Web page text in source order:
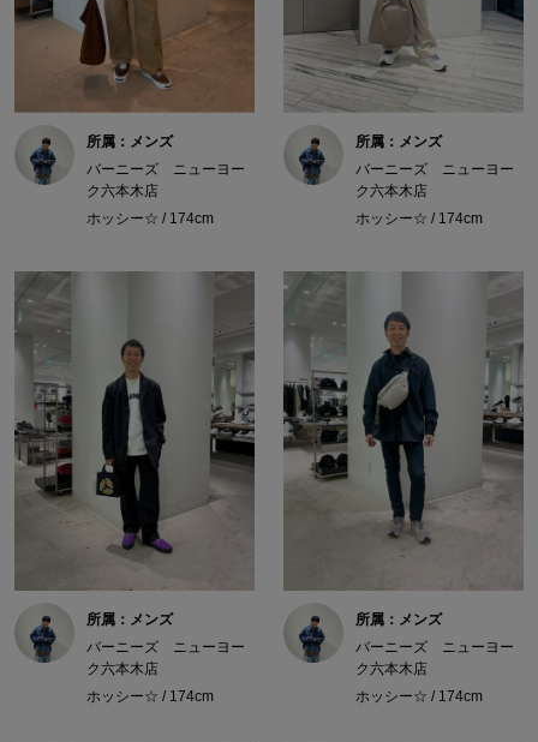
所属：メンズ
バーニーズ ニューヨー
ク六本木店
ホッシー☆ / 174cm
所属：メンズ
バーニーズ ニューヨー
ク六本木店
ホッシー☆ / 174cm
所属：メンズ
バーニーズ ニューヨー
ク六本木店
ホッシー☆ / 174cm
所属：メンズ
バーニーズ ニューヨー
ク六本木店
ホッシー☆ / 174cm